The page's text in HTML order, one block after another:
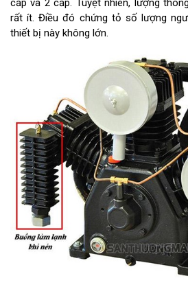
cấp và 2 cấp. Tuyệt nhiên, lượng
rất ít. Điều đó chứng tỏ số lượng
thiết bị này không lớn.